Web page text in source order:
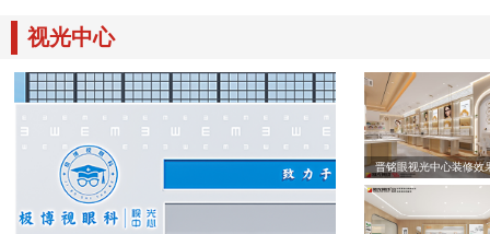
视光中心
晋铭眼视光中心装修效